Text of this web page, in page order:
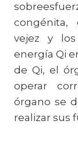
congénita,
vejez y
energía Qi
de Qi, el
operar
órgano se
realizar sus